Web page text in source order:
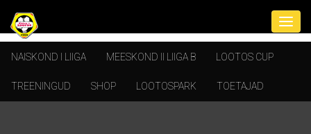
NAISKOND I LIIGA MEESKOND II LIIGA B LOOTOS CUP
TREENINGUD SHOP LOOTOSPARK TOETAJAD